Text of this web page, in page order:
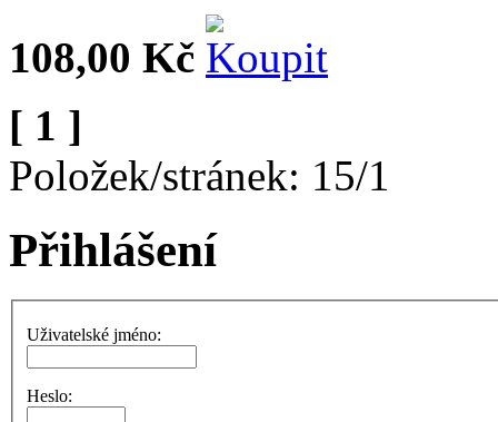
108,00 Kč
[ 1 ]
Položek/stránek: 15/1
Přihlášení
Uživatelské jméno:
Heslo: